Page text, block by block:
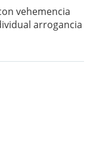
vehemencia
arrogancia